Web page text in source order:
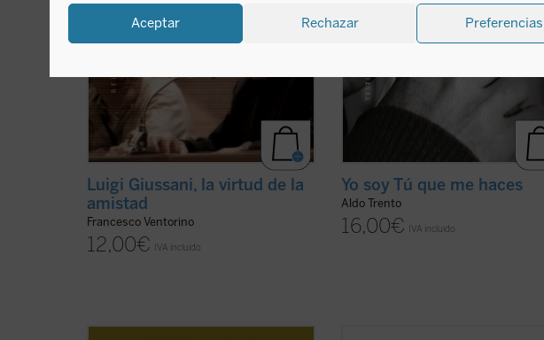
Aceptar Rechazar Preferencias
Luigi Giussani, la virtud de la
amistad
Francesco Ventorino
12,00€ IVA incluido
Yo soy Tú que me haces
Aldo Trento
16,00€ IVA incluido